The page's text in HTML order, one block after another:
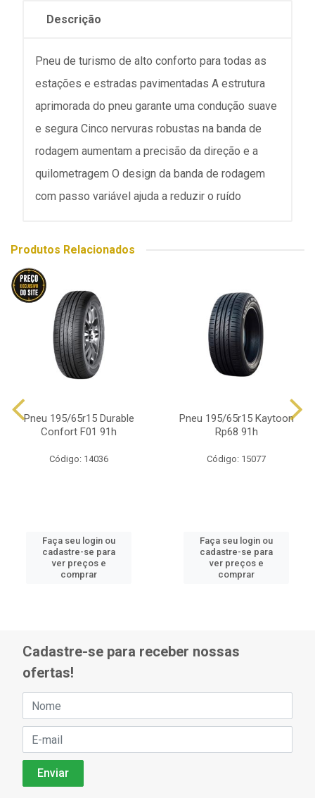
Descrição
Pneu de turismo de alto conforto para todas as
estações e estradas pavimentadas A estrutura
aprimorada do pneu garante uma condução suave
e segura Cinco nervuras robustas na banda de
rodagem aumentam a precisão da direção e a
quilometragem O design da banda de rodagem
com passo variável ajuda a reduzir o ruído
Produtos Relacionados
Pneu 195/65r15 Durable
Confort F01 91h
Código: 14036
Faça seu login ou
cadastre-se para
ver preços e
comprar
Pneu 195/65r15 Kaytoon
Rp68 91h
Código: 15077
Faça seu login ou
cadastre-se para
ver preços e
comprar
Cadastre-se para receber nossas
ofertas!